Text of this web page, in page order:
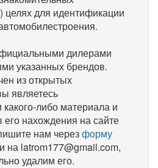
для идентификации
дилерами
указанных брендов.
из открытых
являетесь
либо материала и
его нахождения на сайте
нам черезформу
на latrom177@gmail.com,
удалим его.